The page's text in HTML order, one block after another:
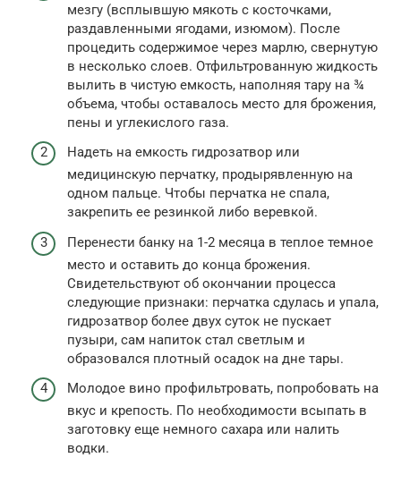
мезгу (всплывшую мякоть с косточками,
раздавленными ягодами, изюмом). После
процедить содержимое через марлю, свернутую
в несколько слоев. Отфильтрованную жидкость
вылить в чистую емкость, наполняя тару на ¾
объема, чтобы оставалось место для брожения,
пены и углекислого газа.
Надеть на емкость гидрозатвор или
медицинскую перчатку, продырявленную на
одном пальце. Чтобы перчатка не спала,
закрепить ее резинкой либо веревкой.
Перенести банку на 1-2 месяца в теплое темное
место и оставить до конца брожения.
Свидетельствуют об окончании процесса
следующие признаки: перчатка сдулась и упала,
гидрозатвор более двух суток не пускает
пузыри, сам напиток стал светлым и
образовался плотный осадок на дне тары.
Молодое вино профильтровать, попробовать на
вкус и крепость. По необходимости всыпать в
заготовку еще немного сахара или налить
водки.